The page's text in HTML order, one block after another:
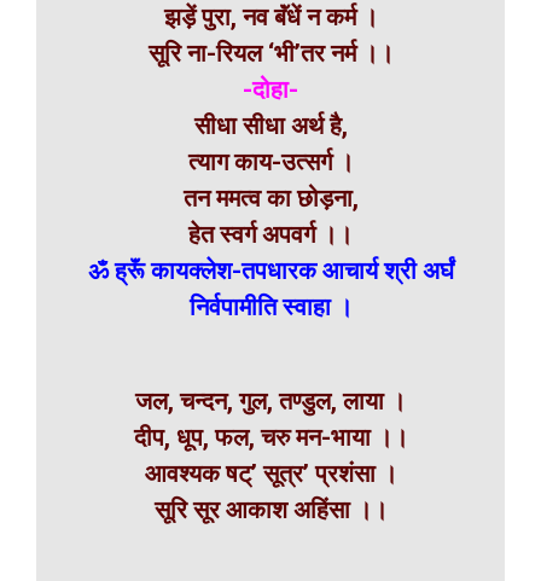
झड़ें पुरा, नव बॅंधें न कर्म ।
सूरि ना-रियल ‘भी’तर नर्म ।।
-दोहा-
सीधा सीधा अर्थ है,
त्याग काय-उत्सर्ग ।
तन ममत्व का छोड़ना,
हेत स्वर्ग अपवर्ग ।।
ॐ ह्रूॅं कायक्लेश-तपधारक आचार्य श्री अर्घं
निर्वपामीति स्वाहा ।
जल, चन्दन, गुल, तण्डुल, लाया ।
दीप, धूप, फल, चरु मन-भाया ।।
आवश्यक षट्’ सूत्र’ प्रशंसा ।
सूरि सूर आकाश अहिंसा ।।